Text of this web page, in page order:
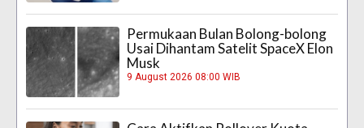
Permukaan Bulan Bolong-bolong
Usai Dihantam Satelit SpaceX Elon
Musk
9 August 2026 08:00 WIB